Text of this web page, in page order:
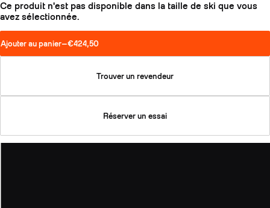
Ce produit n'est pas disponible dans la taille de ski que vous
avez sélectionnée.
Ajouter au panier—€424,50
Trouver un revendeur
Réserver un essai